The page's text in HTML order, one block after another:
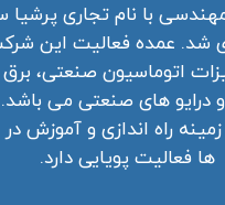
با نام تجاری پرشیا
شد. عمده فعالیت این
اتوماسیون صنعتی،
و درایو های صنعتی می
راه اندازی و آموزش در
ها فعالیت پویایی دارد.